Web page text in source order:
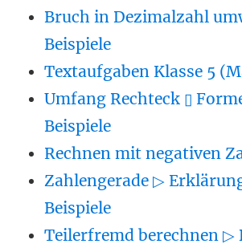
Bruch in Dezimalzahl
Beispiele
Textaufgaben Klasse 5
Umfang Rechteck ▯
Beispiele
Rechnen mit negativen
Zahlengerade ▷
Beispiele
Teilerfremd berechnen ▷